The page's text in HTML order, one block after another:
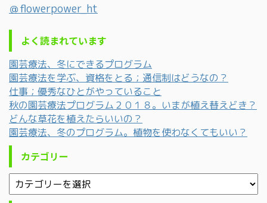
＠flowerpower_ht
よく読まれています
園芸療法、冬にできるプログラム
園芸療法を学ぶ、資格をとる；通信制はどうなの？
仕事；優秀なひとがやっていること
秋の園芸療法プログラム２０１８。いまが植え替えどき？
どんな草花を植えたらいいの？
園芸療法、冬のプログラム。植物を使わなくてもいい？
カテゴリー